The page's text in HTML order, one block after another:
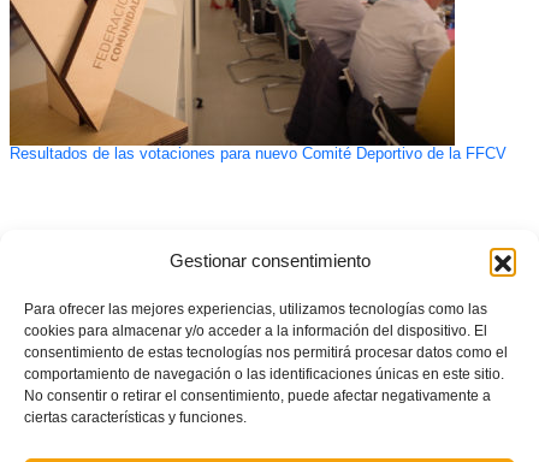
Gestionar consentimiento
Para ofrecer las mejores experiencias, utilizamos tecnologías como las
cookies para almacenar y/o acceder a la información del dispositivo. El
consentimiento de estas tecnologías nos permitirá procesar datos como el
comportamiento de navegación o las identificaciones únicas en este sitio.
No consentir o retirar el consentimiento, puede afectar negativamente a
ciertas características y funciones.
Resultados de las votaciones para nuevo Comité Deportivo de la FFCV